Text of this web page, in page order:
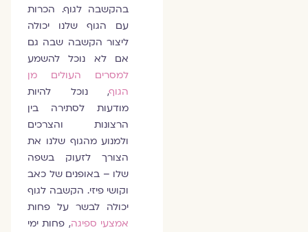
בהקשבה לגוף. הכרות
עם הגוף שלנו יכולה
ליצור הקשבה שבה גם
אם לא נוכל להשמע
למסרים העולים מן
הגוף, נוכל להיות
מודעות לסתירה בין
הרצונות והצרכים
ולמנוע מהגוף שלנו את
הצורך לזעוק בשפה
שלו – באופנים של כאב
וקושי פיזי. הקשבה לגוף
יכולה לבשר על פחות
אמצעי ספיגה, פחות ימי